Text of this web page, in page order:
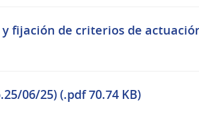
fijación de criterios de
06/25) (.pdf 70.74 KB)